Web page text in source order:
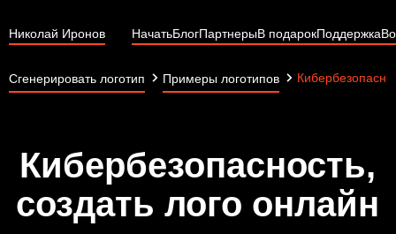
Николай Иронов НачатьБлогПартнерыВ подарокПоддержка
Сгенерировать логотип Примеры логотипов
Кибербезопасность,
создать лого онлайн